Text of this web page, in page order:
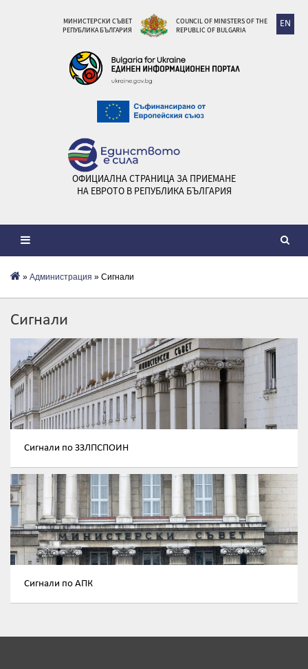
EN
МИНИСТЕРСКИ СЪВЕТ
РЕПУБЛИКА БЪЛГАРИЯ
COUNCIL OF MINISTERS OF THE
REPUBLIC OF BULGARIA
ОФИЦИАЛНА СТРАНИЦА ЗА ПРИЕМАНЕ
НА ЕВРОТО В РЕПУБЛИКА БЪЛГАРИЯ
» Администрация » Сигнали
Сигнали
Сигнали по ЗЗЛПСПОИН
Сигнали по АПК